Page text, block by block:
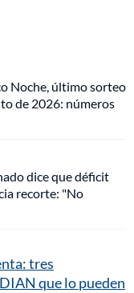
Noche, último sorteo
de 2026: números
dice que déficit
recorte: "No
tres
que lo pueden